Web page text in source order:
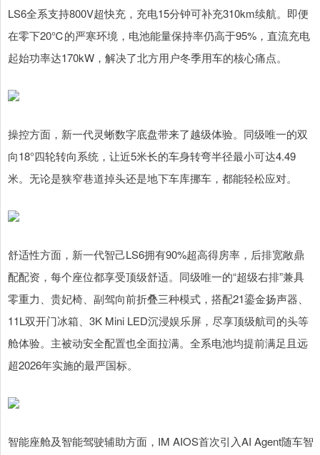
LS6全系支持800V超快充，充电15分钟可补充310km续航。即便
在零下20℃的严寒环境，电池能量保持率仍高于95%，直流充电
起始功率达170kW，解决了北方用户冬季用车的核心痛点。
操控方面，新一代灵蜥数字底盘带来了越级体验。同级唯一的双
向18°四轮转向系统，让近5米长的车身转弯半径最小可达4.49
米。无论是狭窄巷道掉头还是地下车库挪车，都能轻松应对。
舒适性方面，新一代智己LS6拥有90%超高得房率，后排宽敞鼎
配配资，每个座位都享受顶级舒适。同级唯一的“超级右排”兼具
零重力、贵妃椅、副驾向前折叠三种模式，搭配21鎏金扬声器、
11L双开门冰箱、3K Mini LED沉浸娱乐屏，尽享顶级航司的头等
舱体验。主被动安全配置也全面拉满。全系电池均提前满足且远
超2026年实施的最严国标。
智能座舱及智能驾驶辅助方面，IM AIOS首次引入AI Agent随车智